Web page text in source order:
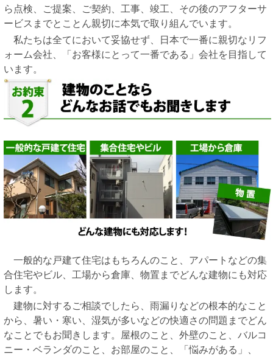
ら点検、ご提案、ご契約、工事、竣工、その後のアフターサ
ービスまでとことん親切に本気で取り組んでいます。
私たちは全てにおいて妥協せず、日本で一番に親切なリフ
ォーム会社、「お客様にとって一番である」会社を目指して
います。
一般的な戸建て住宅はもちろんのこと、アパートなどの集
合住宅やビル、工場から倉庫、物置までどんな建物にも対応
します。
建物に対するご相談でしたら、雨漏りなどの根本的なこと
から、暑い・寒い、湿気が多いなどの快適さの問題までどん
なことでもお聞きします。屋根のこと、外壁のこと、バルコ
ニー・ベランダのこと、お部屋のこと、「悩みがある」、